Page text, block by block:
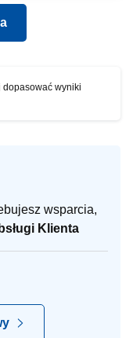
dopasować wyniki
wsparcia,
Klienta